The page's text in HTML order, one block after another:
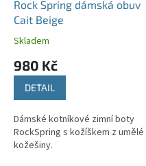
Rock Spring dámská obuv
Cait Beige
Skladem
980 Kč
DETAIL
Dámské kotníkové zimní boty
RockSpring s kožíškem z umělé
kožešiny.